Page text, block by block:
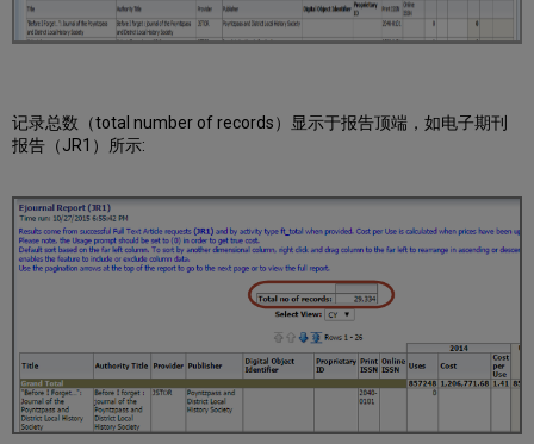
记录总数（total number of records）显示于报告顶端，如电子期刊
报告（JR1）所示: